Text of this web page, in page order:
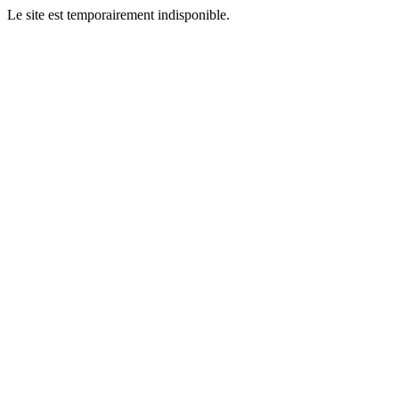
Le site est temporairement indisponible.